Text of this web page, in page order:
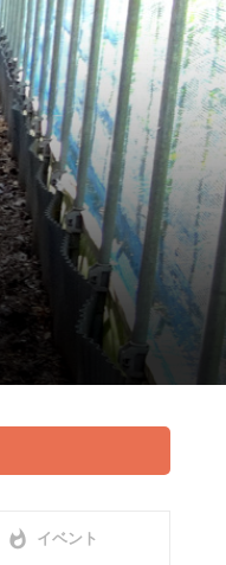
whatshot イベント